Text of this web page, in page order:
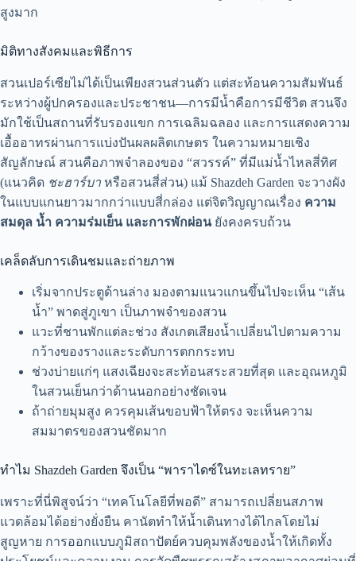
สูงมาก
มิติทางสังคมและพิธีการ
สวนเปอร์เซียไม่ได้เป็นเพียงสวนส่วนตัว แต่สะท้อนความสัมพันธ์
ระหว่างผู้ปกครองและประชาชน—การมีน้ำคือการมีชีวิต สวนจึง
มักใช้เป็นสถานที่รับรองแขก การเฉลิมฉลอง และการแสดงความ
เอื้ออาทรผ่านการแบ่งปันผลผลิตเกษตร ในความหมายเชิง
สัญลักษณ์ สวนคือภาพจำลองของ “สวรรค์” ที่มีแม่น้ำไหลสี่ทิศ
(แนวคิด ชะฮาร์บา หรือสวนสี่ส่วน) แม้ Shazdeh Garden จะวางผัง
ในแบบแกนยาวมากกว่าแบบสี่กล่อง แต่จิตวิญญาณเรื่อง ความ
สมดุล น้ำ ความร่มเย็น และการพักผ่อนยังคงครบถ้วน
เคล็ดลับการเดินชมและถ่ายภาพ
เริ่มจากประตูด้านล่าง มองตามแนวแกนขึ้นไปจะเห็น “เส้น
น้ำ” พาดสู่ภูเขา เป็นภาพจำของสวน
แวะที่ชานพักแต่ละช่วง สังเกตเสียงน้ำเปลี่ยนไปตามความ
กว้างของรางและระดับการตกกระทบ
ช่วงบ่ายแก่ๆ แสงเฉียงจะสะท้อนสระสวยที่สุด และอุณหภูมิ
ในสวนเย็นกว่าด้านนอกอย่างชัดเจน
ถ้าถ่ายมุมสูง ควรคุมเส้นขอบฟ้าให้ตรง จะเห็นความ
สมมาตรของสวนชัดมาก
ทำไม Shazdeh Garden จึงเป็น “พาราไดซ์ในทะเลทราย”
เพราะที่นี่พิสูจน์ว่า “เทคโนโลยีที่พอดี” สามารถเปลี่ยนสภาพ
แวดล้อมได้อย่างยั่งยืน คานัตทำให้น้ำเดินทางได้ไกลโดยไม่
สูญหาย การออกแบบภูมิสถาปัตย์ควบคุมพลังของน้ำให้เกิดทั้ง